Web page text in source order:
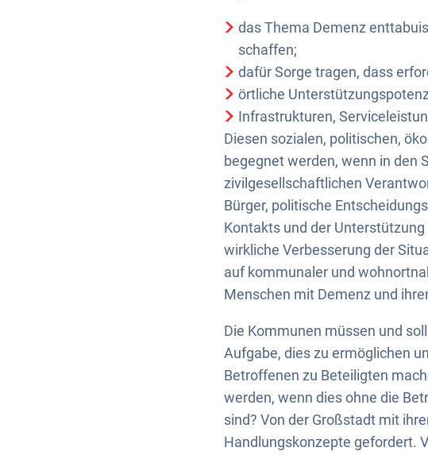
das Thema Demenz
schaffen;
dafür Sorge tragen, dass
örtliche
Infrastrukturen,
Diesen sozialen, politischen,
begegnet werden, wenn in den
zivilgesellschaftlichen
Bürger, politische
Kontakts und der
wirkliche Verbesserung der
auf kommunaler und
Menschen mit Demenz und
Die Kommunen müssen und
Aufgabe, dies zu ermöglichen
Betroffenen zu Beteiligten
werden, wenn dies ohne die
sind? Von der Großstadt mit
Handlungskonzepte gefordert.